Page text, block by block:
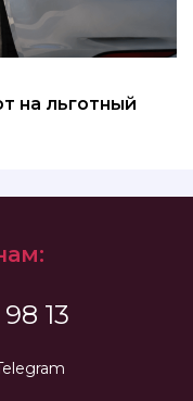
на льготный
13